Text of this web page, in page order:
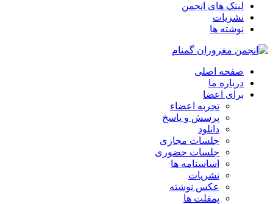
لینک های انجمن
نشریات
نوشته ها
صفحه اصلی
درباره ما
برای اعضا
تجربه اعضاء
پرسش و پاسخ
دانلود
جلسات مجازی
جلسات حضوری
اساسنامه ها
نشریات
عکس نوشته
پمفلت ها